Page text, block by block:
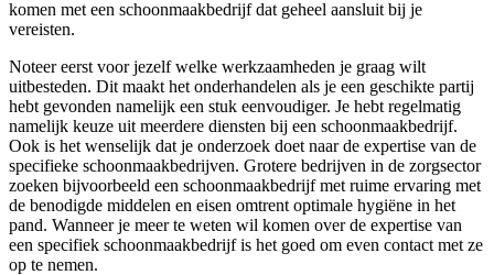
komen met een schoonmaakbedrijf dat geheel aansluit bij je
vereisten.
Noteer eerst voor jezelf welke werkzaamheden je graag wilt
uitbesteden. Dit maakt het onderhandelen als je een geschikte partij
hebt gevonden namelijk een stuk eenvoudiger. Je hebt regelmatig
namelijk keuze uit meerdere diensten bij een schoonmaakbedrijf.
Ook is het wenselijk dat je onderzoek doet naar de expertise van de
specifieke schoonmaakbedrijven. Grotere bedrijven in de zorgsector
zoeken bijvoorbeeld een schoonmaakbedrijf met ruime ervaring met
de benodigde middelen en eisen omtrent optimale hygiëne in het
pand. Wanneer je meer te weten wil komen over de expertise van
een specifiek schoonmaakbedrijf is het goed om even contact met ze
op te nemen.